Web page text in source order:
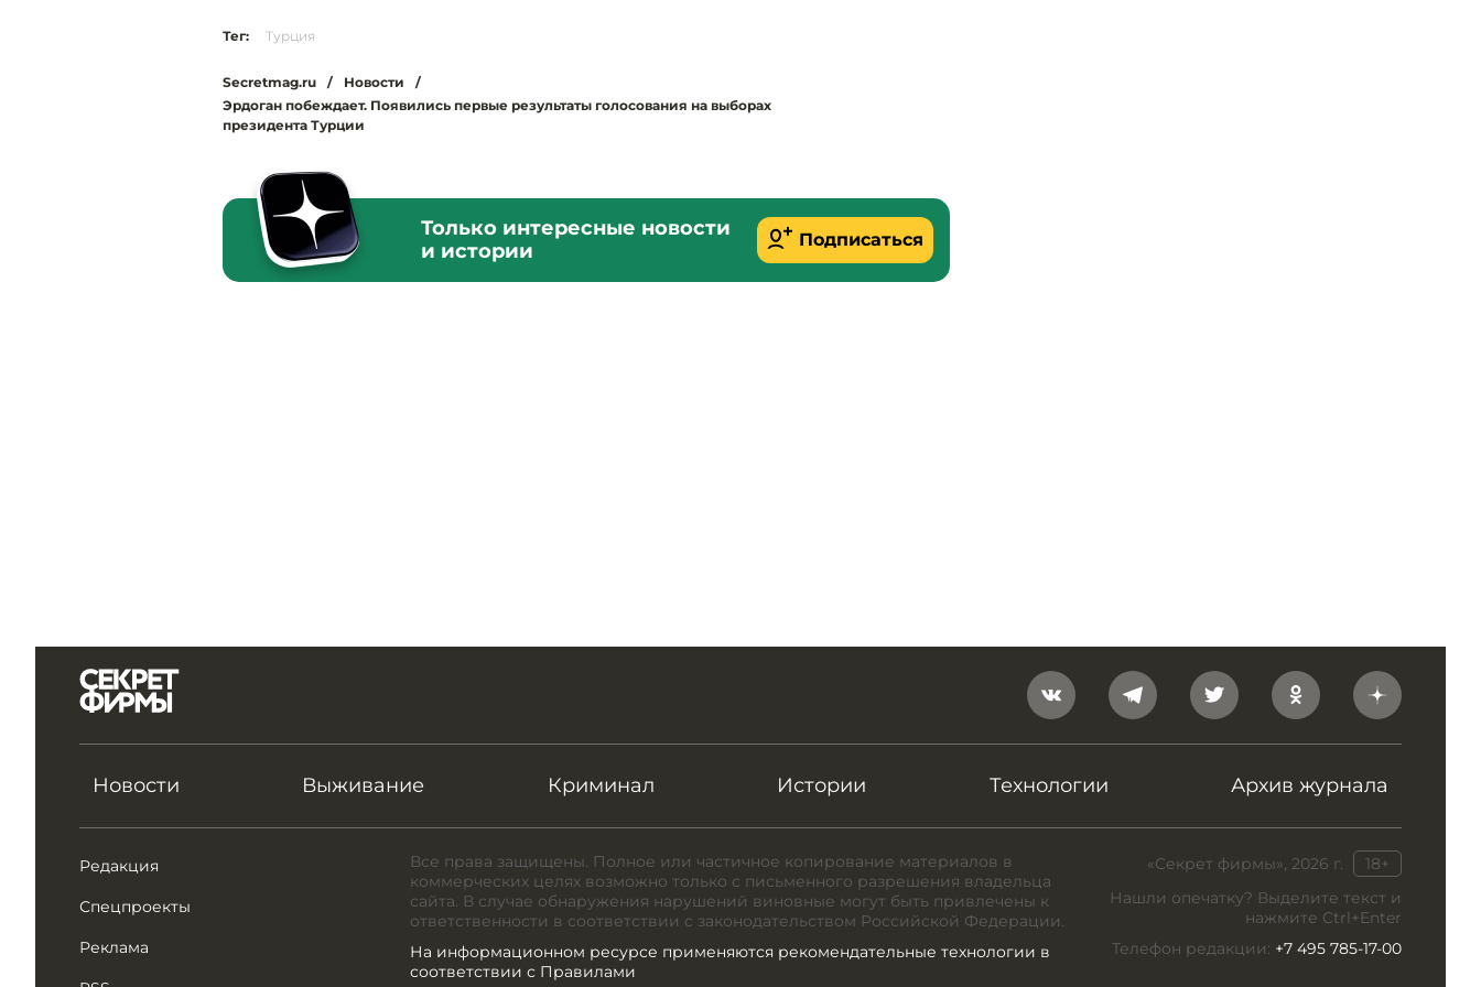
Тег: Турция
Secretmag.ru / Новости
/
Эрдоган побеждает. Появились первые результаты голосования на выборах
президента Турции
Только интересные новости
и истории
Подписаться
Новости Выживание Криминал Истории Технологии Архив журнала
Редакция
Спецпроекты
Реклама
«Секрет фирмы», 2026 г.
18+
Нашли опечатку? Выделите текст и
нажмите Ctrl+Enter
Телефон редакции: +7 495 785-17-00
Все права защищены. Полное или частичное копирование материалов в
коммерческих целях возможно только с письменного разрешения владельца
сайта. В случае обнаружения нарушений виновные могут быть привлечены к
ответственности в соответствии с законодательством Российской Федерации.
На информационном ресурсе применяются рекомендательные технологии в
соответствии с Правилами